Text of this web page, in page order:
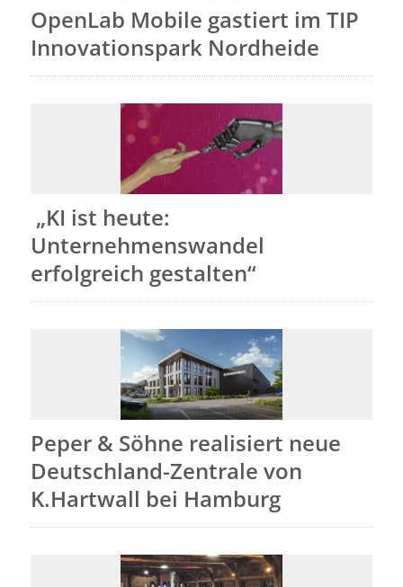
OpenLab Mobile gastiert im TIP
Innovationspark Nordheide
„KI ist heute:
Unternehmenswandel
erfolgreich gestalten“
Peper & Söhne realisiert neue
Deutschland-Zentrale von
K.Hartwall bei Hamburg